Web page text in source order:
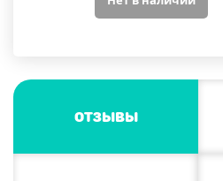
Отзывы